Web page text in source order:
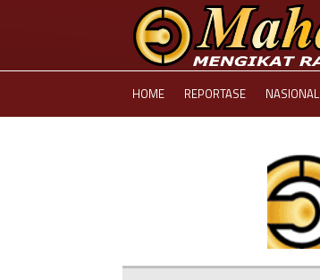
HOME REPORTASE NASIONAL